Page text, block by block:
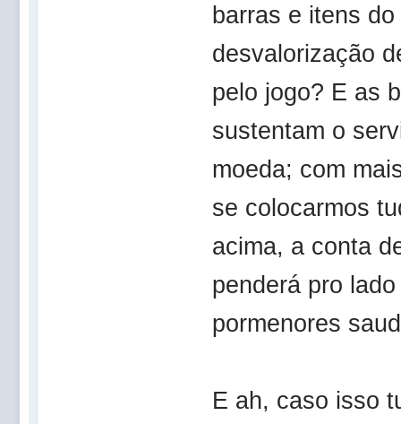
barras e itens
desvalorização
pelo jogo? E as
sustentam o
moeda; com
se colocarmos
acima, a conta
penderá pro
pormenores
E ah, caso isso